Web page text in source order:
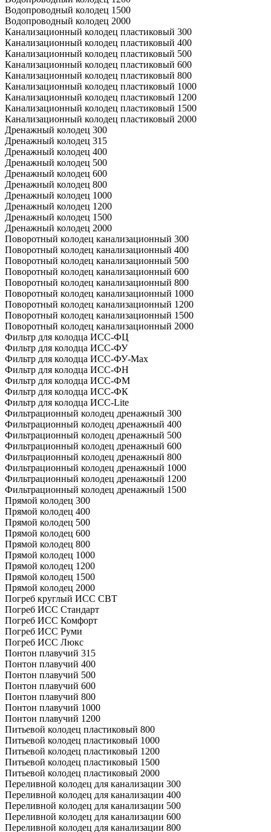
Водопроводный колодец 1500
Водопроводный колодец 2000
Канализационный колодец пластиковый 300
Канализационный колодец пластиковый 400
Канализационный колодец пластиковый 500
Канализационный колодец пластиковый 600
Канализационный колодец пластиковый 800
Канализационный колодец пластиковый 1000
Канализационный колодец пластиковый 1200
Канализационный колодец пластиковый 1500
Канализационный колодец пластиковый 2000
Дренажный колодец 300
Дренажный колодец 315
Дренажный колодец 400
Дренажный колодец 500
Дренажный колодец 600
Дренажный колодец 800
Дренажный колодец 1000
Дренажный колодец 1200
Дренажный колодец 1500
Дренажный колодец 2000
Поворотный колодец канализационный 300
Поворотный колодец канализационный 400
Поворотный колодец канализационный 500
Поворотный колодец канализационный 600
Поворотный колодец канализационный 800
Поворотный колодец канализационный 1000
Поворотный колодец канализационный 1200
Поворотный колодец канализационный 1500
Поворотный колодец канализационный 2000
Фильтр для колодца ИСС-ФЦ
Фильтр для колодца ИСС-ФУ
Фильтр для колодца ИСС-ФУ-Мах
Фильтр для колодца ИСС-ФН
Фильтр для колодца ИСС-ФМ
Фильтр для колодца ИСС-ФК
Фильтр для колодца ИСС-Lite
Фильтрационный колодец дренажный 300
Фильтрационный колодец дренажный 400
Фильтрационный колодец дренажный 500
Фильтрационный колодец дренажный 600
Фильтрационный колодец дренажный 800
Фильтрационный колодец дренажный 1000
Фильтрационный колодец дренажный 1200
Фильтрационный колодец дренажный 1500
Прямой колодец 300
Прямой колодец 400
Прямой колодец 500
Прямой колодец 600
Прямой колодец 800
Прямой колодец 1000
Прямой колодец 1200
Прямой колодец 1500
Прямой колодец 2000
Погреб круглый ИСС СВТ
Погреб ИСС Стандарт
Погреб ИСС Комфорт
Погреб ИСС Руми
Погреб ИСС Люкс
Понтон плавучий 315
Понтон плавучий 400
Понтон плавучий 500
Понтон плавучий 600
Понтон плавучий 800
Понтон плавучий 1000
Понтон плавучий 1200
Питьевой колодец пластиковый 800
Питьевой колодец пластиковый 1000
Питьевой колодец пластиковый 1200
Питьевой колодец пластиковый 1500
Питьевой колодец пластиковый 2000
Переливной колодец для канализации 300
Переливной колодец для канализации 400
Переливной колодец для канализации 500
Переливной колодец для канализации 600
Переливной колодец для канализации 800